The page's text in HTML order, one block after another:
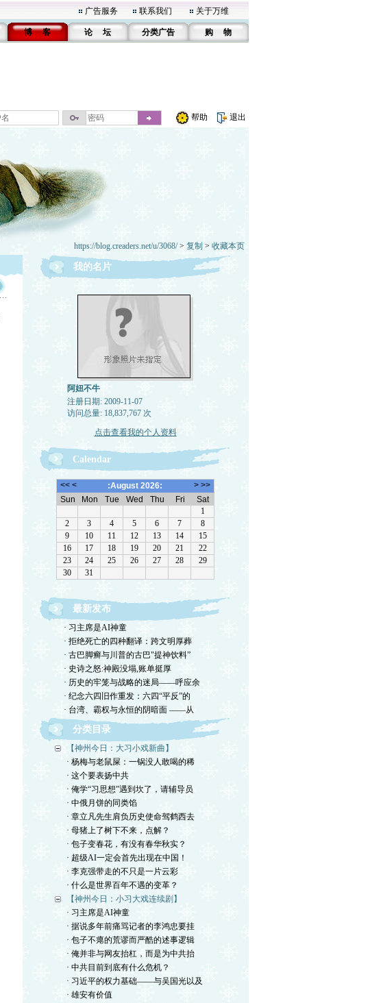
广告服务 联系我们 关于万维
博 客 论 坛 分类广告 购 物
帮助 退出
https://blog.creaders.net/u/3068/> 复制 > 收藏本页
我的名片
阿妞不牛
注册日期: 2009-11-07
访问总量: 18,837,767 次
点击查看我的个人资料
Calendar
最新发布
· 习主席是AI神童
· 拒绝死亡的四种翻译：跨文明厚葬
· 古巴脚癣与川普的古巴"提神饮料”
· 史诗之怒:神殿没塌,账单挺厚
· 历史的牢笼与战略的迷局——呼应余
· 纪念六四旧作重发：六四“平反”的
· 台湾、霸权与永恒的阴暗面 ——从
分类目录
【神州今日：大习小戏新曲】
· 杨梅与老鼠屎：一锅没人敢喝的稀
· 这个要表扬中共
· 俺学“习思想”遇到坎了，请辅导员
· 中俄月饼的同类馅
· 章立凡先生肩负历史使命驾鹤西去
· 母猪上了树下不来，点解？
· 包子变春花，有没有春华秋实？
· 超级AI一定会首先出现在中国！
· 李克强带走的不只是一片云彩
· 什么是世界百年不遇的变革？
【神州今日：小习大戏连续剧】
· 习主席是AI神童
· 据说多年前痛骂记者的李鸿忠要挂
· 包子不瘪的荒谬而严酷的述事逻辑
· 俺并非与网友抬杠，而是为中共抬
· 中共目前到底有什么危机？
· 习近平的权力基础——与吴国光以及
· 雄安有价值